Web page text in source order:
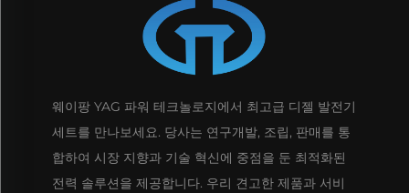
웨이팡 YAG 파워 테크놀로지에서 최고급 디젤 발전기
세트를 만나보세요. 당사는 연구개발, 조립, 판매를 통
합하여 시장 지향과 기술 혁신에 중점을 둔 최적화된
전력 솔루션을 제공합니다. 우리 견고한 제품과 서비